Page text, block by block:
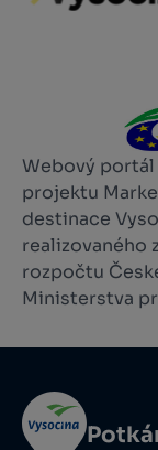
Webový portál
projektu
destinace
realizovaného
rozpočtu
Ministerstva